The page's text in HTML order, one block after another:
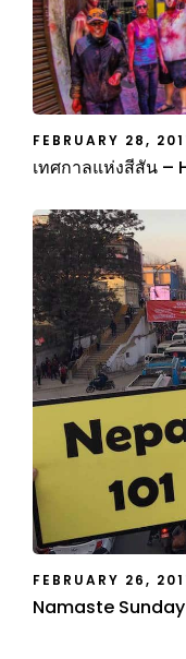
FEBRUARY 28,
เทศกาลแห่งสีสัน –
FEBRUARY 26,
Namaste Sunday